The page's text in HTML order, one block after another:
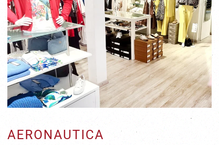
AERONAUTICA